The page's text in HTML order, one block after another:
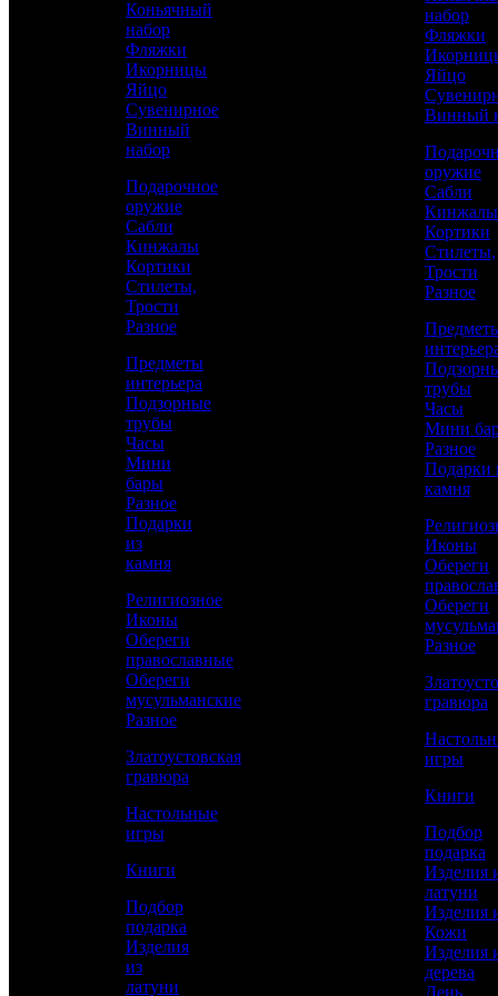
Аристократ
Предметы интерьера
197 500 р.
КУПИТЬ
Сравнить товар
Рассчитать доставку СДЭК
Коньячный
набор
Фляжки
Икорницы
Яйцо
Сувенирное
Винный
набор
Подарочное
оружие
Сабли
Кинжалы
Кортики
Стилеты,
Трости
Разное
Предметы
интерьера
Подзорные
трубы
Часы
Мини
бары
Разное
Подарки
из
камня
Религиозное
Иконы
Обереги
православные
Обереги
мусульманские
Разное
Златоустовская
гравюра
Настольные
игры
Книги
Подбор
подарка
Изделия
из
латуни
набор
Фляжки
Яйцо
Винный
оружие
Сабли
Кинжалы
Кортики
Стилеты,
Трости
Разное
трубы
Часы
Мини
Разное
Подарки
камня
Иконы
Обереги
Обереги
Разное
гравюра
игры
Книги
Подбор
подарка
Изделия
латуни
Изделия
Кожи
Изделия
дерева
День